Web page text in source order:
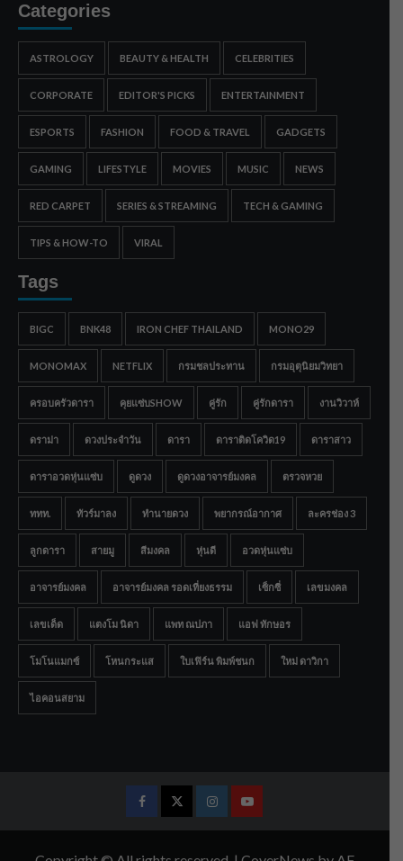
Categories
ASTROLOGY BEAUTY & HEALTH CELEBRITIES
CORPORATE EDITOR'S PICKS ENTERTAINMENT
ESPORTS FASHION FOOD & TRAVEL GADGETS
GAMING LIFESTYLE MOVIES MUSIC NEWS
RED CARPET SERIES & STREAMING TECH & GAMING
TIPS & HOW-TO VIRAL
Tags
BIGC BNK48 IRON CHEF THAILAND MONO29
MONOMAX NETFLIX กรมชลประทาน กรมอุตุนิยมวิทยา
ครอบครัวดารา คุยแซ่บSHOW คู่รัก คู่รักดารา งานวิวาห์
ดราม่า ดวงประจำวัน ดารา ดาราติดโควิด19 ดาราสาว
ดาราอวดหุ่นแซ่บ ดูดวง ดูดวงอาจารย์มงคล ตรวจหวย
ททท. ทัวร์มาลง ทำนายดวง พยากรณ์อากาศ ละครช่อง 3
ลูกดารา สายมู สีมงคล หุ่นดี อวดหุ่นแซ่บ
อาจารย์มงคล อาจารย์มงคล รอดเที่ยงธรรม เซ็กซี่ เลขมงคล
เลขเด็ด แตงโม นิดา แพท ณปภา แอฟ ทักษอร
โมโนแมกซ์ โหนกระแส ใบเฟิร์น พิมพ์ชนก ใหม่ ดาวิกา
ไอคอนสยาม
FacebookTwitterInstagramYoutube